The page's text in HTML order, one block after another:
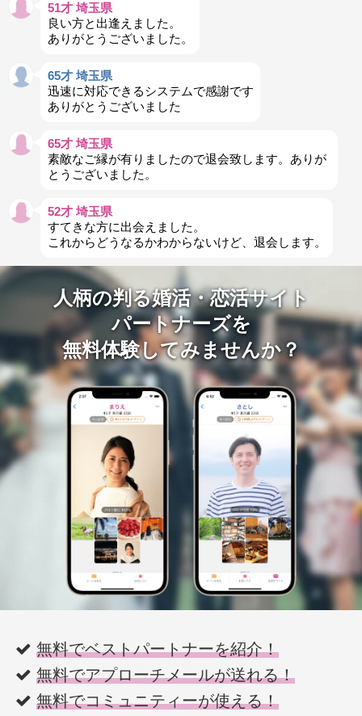
51才 埼玉県
良い方と出逢えました。
ありがとうございました。
65才 埼玉県
迅速に対応できるシステムで感謝です
ありがとうございました
65才 埼玉県
素敵なご縁が有りましたので退会致します。ありが
とうございました。
52才 埼玉県
すてきな方に出会えました。
これからどうなるかわからないけど、退会します。
人柄の判る婚活・恋活サイト
パートナーズを
無料体験してみませんか？
無料でベストパートナーを紹介！
無料でアプローチメールが送れる！
無料でコミュニティーが使える！